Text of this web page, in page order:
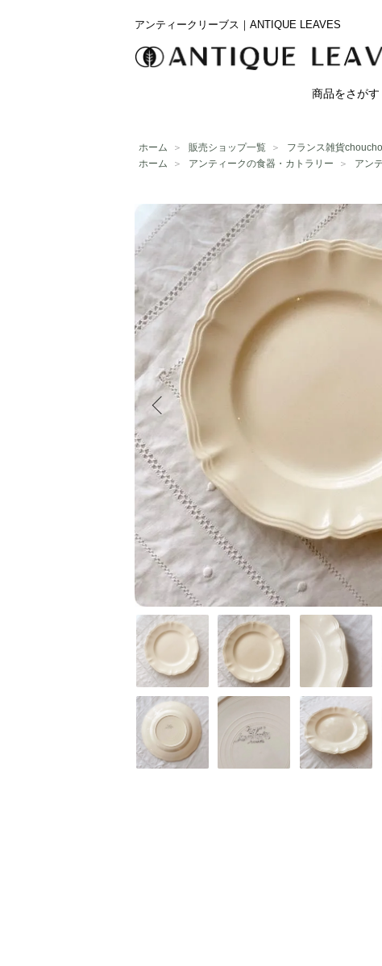
アンティークリーブス｜ANTIQUE LEAVES
商品をさがす
ホーム ＞ 販売ショップ一覧 ＞
フランス雑貨
ホーム
＞ アンティークの食器・カトラリー ＞ アン